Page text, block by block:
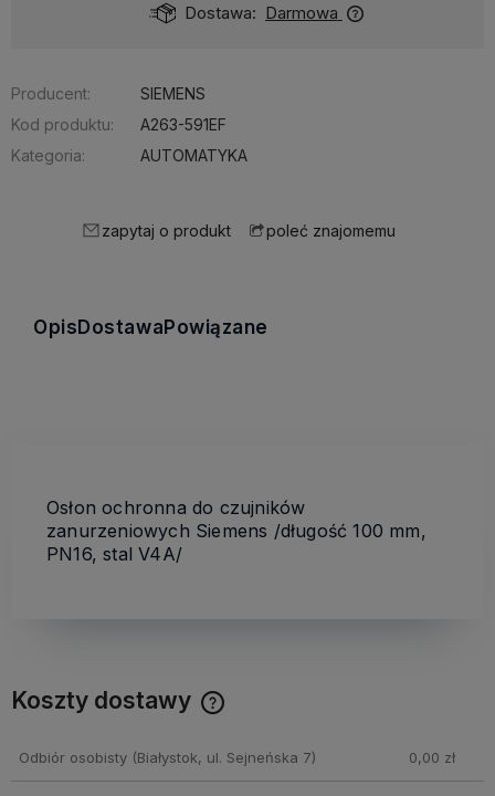
Dostawa: Darmowa
Producent:
SIEMENS
Kod produktu:
A263-591EF
Kategoria:
AUTOMATYKA
zapytaj o produkt poleć znajomemu
OpisDostawaPowiązane
Osłon ochronna do czujników
zanurzeniowych Siemens /długość 100 mm,
PN16, stal V4A/
Koszty dostawy
Odbiór osobisty(Białystok, ul. Sejneńska 7) 0,00 zł